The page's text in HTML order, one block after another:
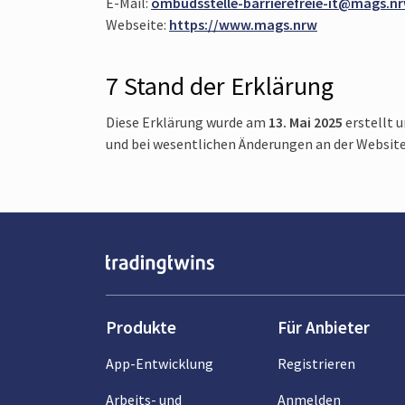
Webseite: https://www.mags.nrw
7 Stand der Erklärung
Diese Erklärung wurde am 13. Mai 2025 erstellt
und bei wesentlichen Änderungen an der
Produkte
App-Entwicklung
Arbeits- und
Für Anbieter
Registrieren
Anmelden